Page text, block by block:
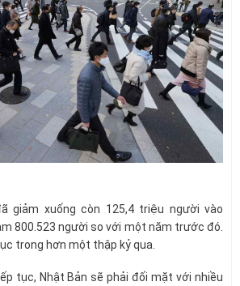
giảm xuống còn 125,4 triệu người vào
800.523 người so với một năm trước đó.
trong hơn một thập kỷ qua.
tục, Nhật Bản sẽ phải đối mặt với nhiều